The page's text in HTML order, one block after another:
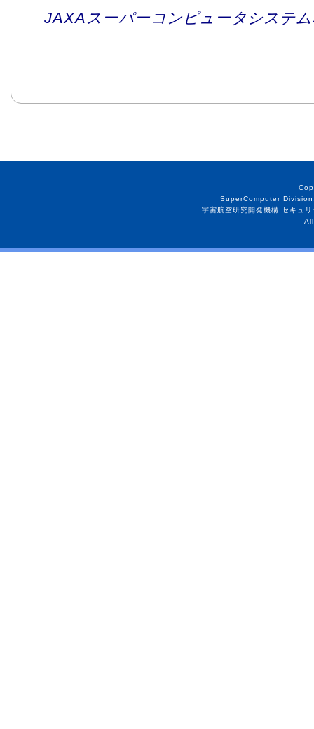
JAXAスーパーコンピュータシステ
SuperComputer
宇宙航空研究開発機構 セキュ